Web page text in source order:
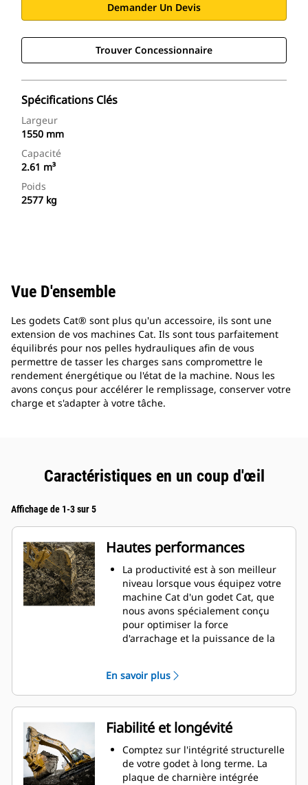
Demander Un Devis
Trouver Concessionnaire
Spécifications Clés
Largeur
1550 mm
Capacité
2.61 m³
Poids
2577 kg
Vue D'ensemble
Les godets Cat® sont plus qu'un accessoire, ils sont une
extension de vos machines Cat. Ils sont tous parfaitement
équilibrés pour nos pelles hydrauliques afin de vous
permettre de tasser les charges sans compromettre le
rendement énergétique ou l'état de la machine. Nous les
avons conçus pour accélérer le remplissage, conserver votre
charge et s'adapter à votre tâche.
Caractéristiques en un coup d'œil
Affichage de 1-3 sur 5
Hautes performances
La productivité est à son meilleur
niveau lorsque vous équipez votre
machine Cat d'un godet Cat, que
nous avons spécialement conçu
pour optimiser la force
d'arrachage et la puissance de la
double améliore le flux des
matières dans le godet. Le
dégagement de talon accru
garantit que le fond du godet ne
frotte pas, ce qui réduit les coûts
d'entretien.
La consommation de carburant est
maximale lors de l'excavation. Les
En savoir plus
Fiabilité et longévité
Comptez sur l'intégrité structurelle
de votre godet à long terme. La
plaque de charnière intégrée